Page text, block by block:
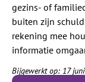
gezins- of
buiten zijn
rekening mee
informatie
Bijgewerkt op: 17